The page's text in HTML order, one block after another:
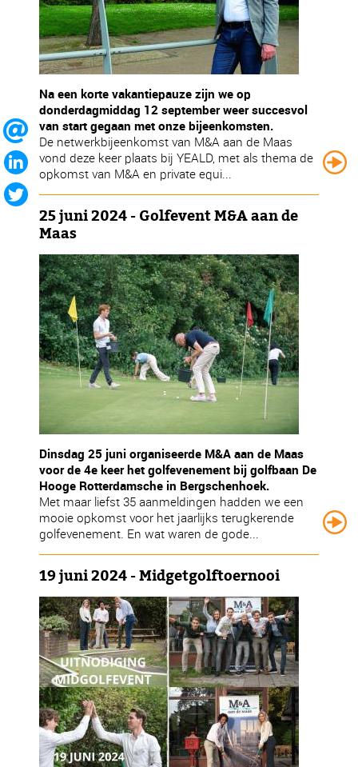
Na een korte vakantiepauze zijn we op
donderdagmiddag 12 september weer succesvol
van start gegaan met onze bijeenkomsten.
De netwerkbijeenkomst van M&A aan de Maas
vond deze keer plaats bij YEALD, met als thema de
opkomst van M&A en private equi...
25 juni 2024 - Golfevent M&A aan de
Maas
Dinsdag 25 juni organiseerde M&A aan de Maas
voor de 4e keer het golfevenement bij golfbaan De
Hooge Rotterdamsche in Bergschenhoek.
Met maar liefst 35 aanmeldingen hadden we een
mooie opkomst voor het jaarlijks terugkerende
golfevenement. En wat waren de gode...
19 juni 2024 - Midgetgolftoernooi